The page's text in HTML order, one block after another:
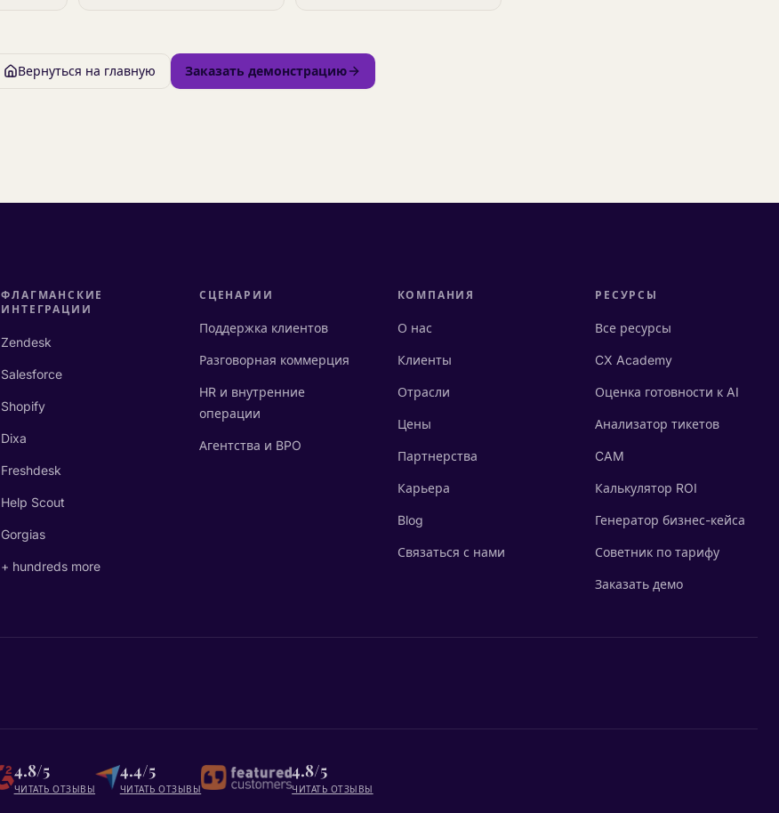
Вернуться на главную Заказать демонстрацию
ФЛАГМАНСКИЕ
ИНТЕГРАЦИИ
Zendesk
Salesforce
Shopify
Dixa
Freshdesk
Help Scout
Gorgias
+ hundreds more
СЦЕНАРИИ
Поддержка клиентов
Разговорная коммерция
HR и внутренние
операции
Агентства и BPO
КОМПАНИЯ
О нас
Клиенты
Отрасли
Цены
Партнерства
Карьера
Blog
Связаться с нами
РЕСУРСЫ
Все ресурсы
CX Academy
Оценка готовности к AI
Анализатор тикетов
CAM
Калькулятор ROI
Генератор бизнес-кейса
Советник по тарифу
Заказать демо
4.8/5
ЧИТАТЬ ОТЗЫВЫ
4.4/5
ЧИТАТЬ ОТЗЫВЫ
4.8/5
ЧИТАТЬ ОТЗЫВЫ